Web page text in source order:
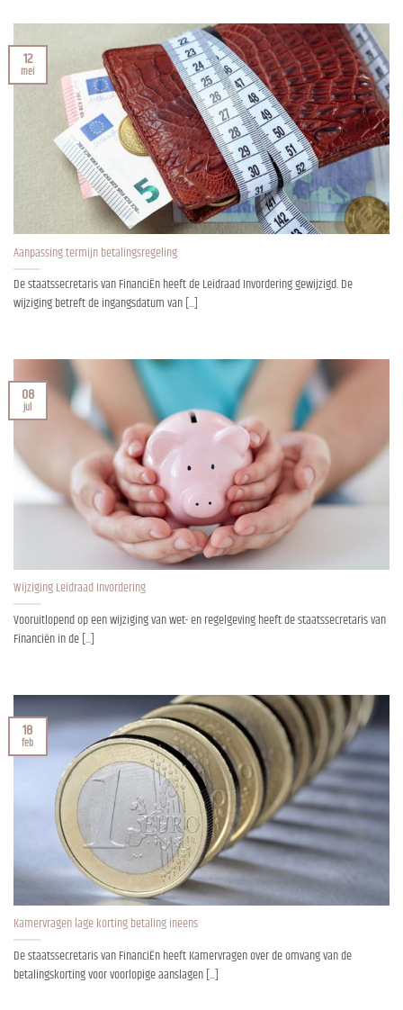
Aanpassing termijn betalingsregeling
De staatssecretaris van FinanciËn heeft de Leidraad Invordering gewijzigd. De
wijziging betreft de ingangsdatum van [...]
12
mei
Wijziging Leidraad Invordering
Vooruitlopend op een wijziging van wet- en regelgeving heeft de staatssecretaris van
Financiën in de [...]
08
jul
Kamervragen lage korting betaling ineens
De staatssecretaris van FinanciËn heeft Kamervragen over de omvang van de
betalingskorting voor voorlopige aanslagen [...]
18
feb